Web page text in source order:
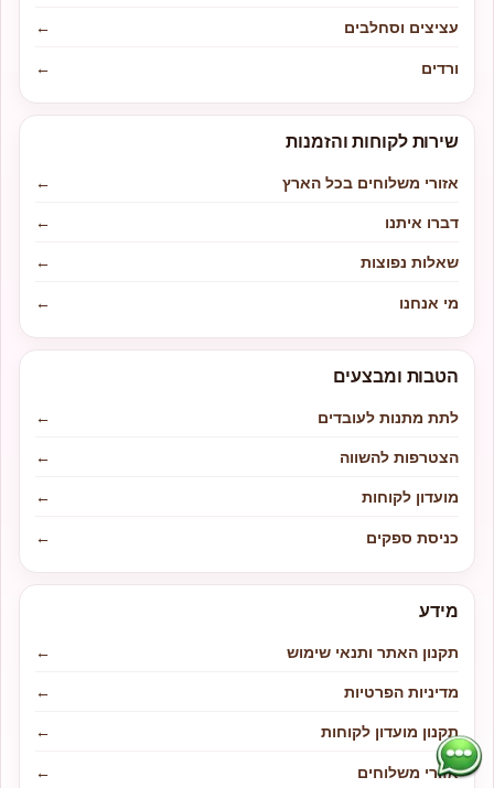
עציצים וסחלבים
←
ורדים
←
שירות לקוחות והזמנות
אזורי משלוחים בכל הארץ
←
דברו איתנו
←
שאלות נפוצות
←
מי אנחנו
←
הטבות ומבצעים
לתת מתנות לעובדים
←
הצטרפות להשווה
←
מועדון לקוחות
←
כניסת ספקים
←
מידע
תקנון האתר ותנאי שימוש
←
מדיניות הפרטיות
←
תקנון מועדון לקוחות
←
אזורי משלוחים
←